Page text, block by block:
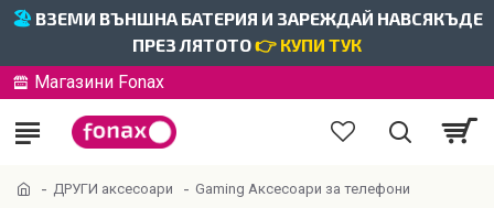
🏖️ ВЗЕМИ ВЪНШНА БАТЕРИЯ И ЗАРЕЖДАЙ НАВСЯКЪДЕ
ПРЕЗ ЛЯТОТО👉 КУПИ ТУК
Магазини Fonax
ДРУГИ аксесоари Gaming Аксесоари за телефони